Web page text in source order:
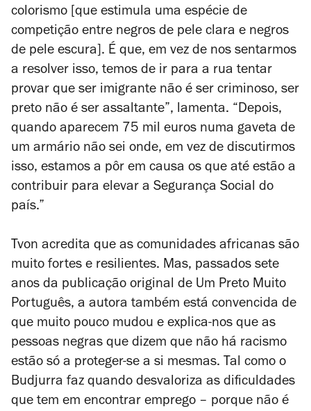
colorismo [que estimula uma espécie de
competição entre negros de pele clara e negros
de pele escura]. É que, em vez de nos sentarmos
a resolver isso, temos de ir para a rua tentar
provar que ser imigrante não é ser criminoso, ser
preto não é ser assaltante”, lamenta. “Depois,
quando aparecem 75 mil euros numa gaveta de
um armário não sei onde, em vez de discutirmos
isso, estamos a pôr em causa os que até estão a
contribuir para elevar a Segurança Social do
país.”
Tvon acredita que as comunidades africanas são
muito fortes e resilientes. Mas, passados sete
anos da publicação original de Um Preto Muito
Português, a autora também está convencida de
que muito pouco mudou e explica-nos que as
pessoas negras que dizem que não há racismo
estão só a proteger-se a si mesmas. Tal como o
Budjurra faz quando desvaloriza as dificuldades
que tem em encontrar emprego – porque não é